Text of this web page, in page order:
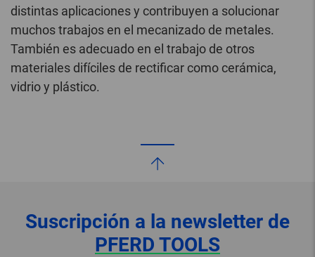
distintas aplicaciones y contribuyen a solucionar
muchos trabajos en el mecanizado de metales.
También es adecuado en el trabajo de otros
materiales difíciles de rectificar como cerámica,
vidrio y plástico.
Suscripción a la newsletter de
PFERD TOOLS